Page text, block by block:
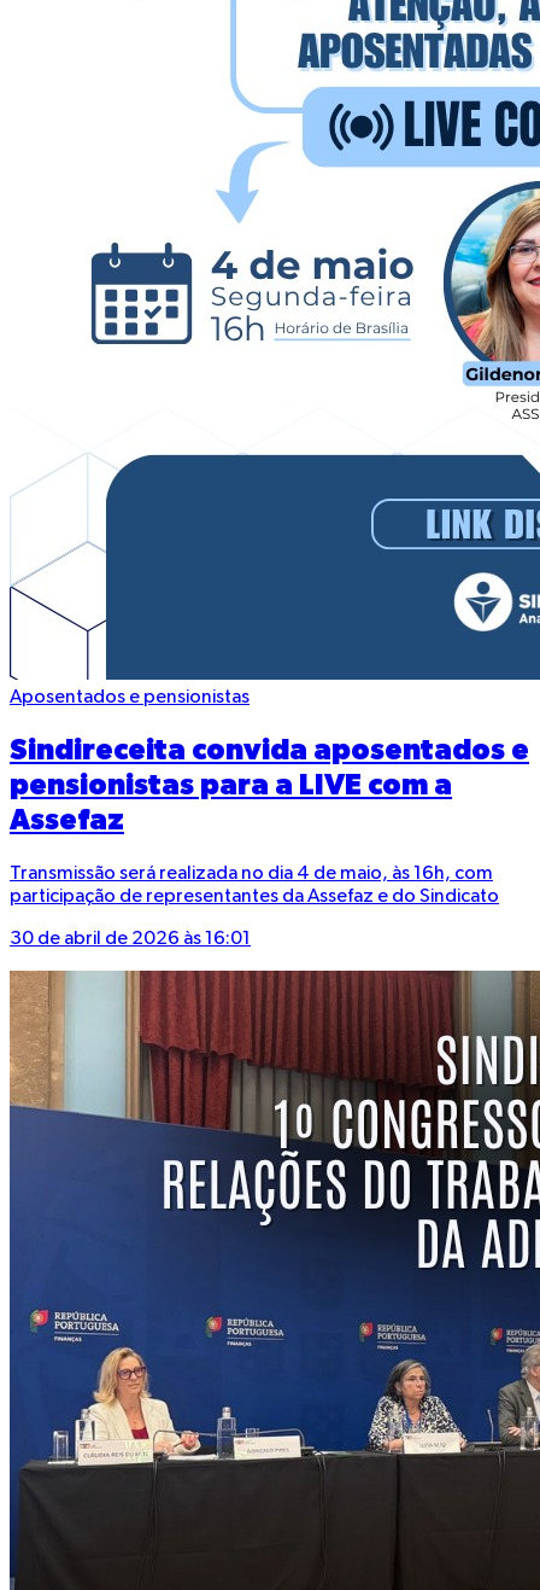
Aposentados e pensionistas
Sindireceita convida aposentados e
pensionistas para a LIVE com a
Assefaz
Transmissão será realizada no dia 4 de maio, às 16h, com
participação de representantes da Assefaz e do Sindicato
30 de abril de 2026 às 16:01